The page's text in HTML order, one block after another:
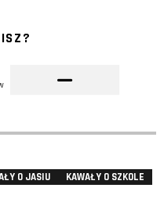
O JASIU
KAWAŁY O SZKOLE